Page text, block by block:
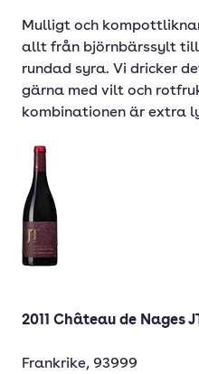
Mulligt och
allt från björnbärssylt
rundad syra. Vi dricker
gärna med vilt och
kombinationen är extra
2011 Château de Nages
Frankrike, 93999